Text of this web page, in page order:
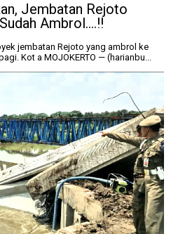
Jembatan Rejoto
Ambrol....!!
jembatan Rejoto yang ambrol ke
Kot a MOJOKERTO — (harianbu...